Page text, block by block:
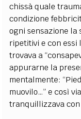
chissà quale
condizione
ogni sensazione la
ripetitivi e con essi
trovava a
appurarne la
mentalmente:
muovilo…” e così
tranquillizzava